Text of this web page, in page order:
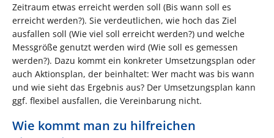
Zeitraum etwas erreicht werden soll (Bis wann soll es
erreicht werden?). Sie verdeutlichen, wie hoch das Ziel
ausfallen soll (Wie viel soll erreicht werden?) und welche
Messgröße genutzt werden wird (Wie soll es gemessen
werden?). Dazu kommt ein konkreter Umsetzungsplan oder
auch Aktionsplan, der beinhaltet: Wer macht was bis wann
und wie sieht das Ergebnis aus? Der Umsetzungsplan kann
ggf. flexibel ausfallen, die Vereinbarung nicht.
Wie kommt man zu hilfreichen